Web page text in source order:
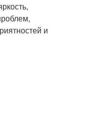
и